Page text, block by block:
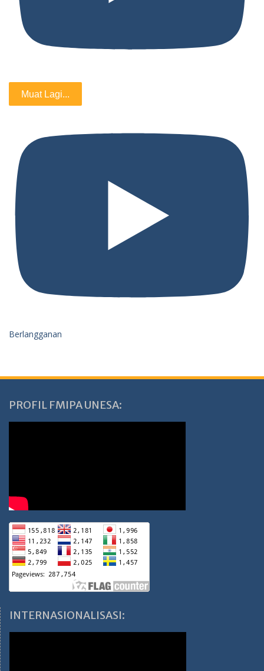
Muat Lagi...
Berlangganan
PROFIL FMIPA UNESA:
INTERNASIONALISASI: